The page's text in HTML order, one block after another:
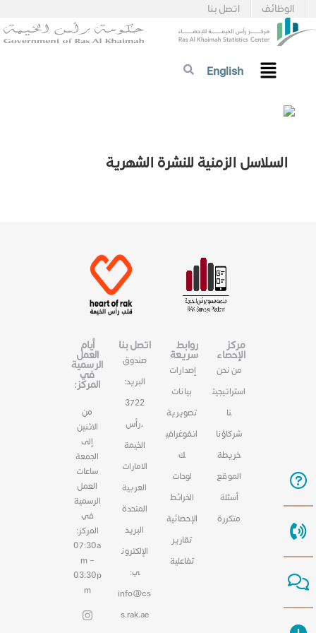
اتصل بنا الوظائف
English
السلاسل الزمنية للنشرة الشهرية
مركز
الإحصاء
من نحن
استراتيجيت
نا
شركاؤنا
خريطة
الموقع
أسئلة
متكررة
روابط
سريعة
إصدارات
بيانات
تصويرية
انفوغرافي
ك
لوحات
الخرائط
الإحصائية
تقارير
تفاعلية
اتصل بنا
صندوق
البريد:
3722
،رأس
الخيمة
الامارات
العربية
المتحدة
البريد
الإلكترون
ي:
info@cs
s.rak.ae
أيام
العمل
الرسمية
في
المركز:
من
الاثنين
إلى
الجمعة
ساعات
العمل
الرسمية
في
المركز:
07:30a
m –
03:30p
m